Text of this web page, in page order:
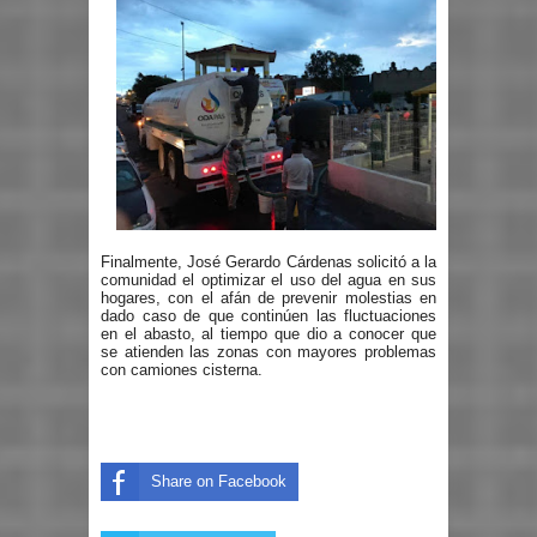
Finalmente, José Gerardo Cárdenas solicitó a la
comunidad el optimizar el uso del agua en sus
hogares, con el afán de prevenir molestias en
dado caso de que continúen las fluctuaciones
en el abasto, al tiempo que dio a conocer que
se atienden las zonas con mayores problemas
con camiones cisterna.
Share on Facebook